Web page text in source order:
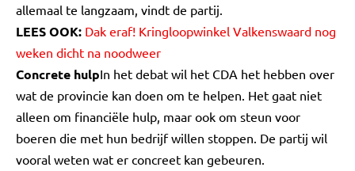
allemaal te langzaam, vindt de partij.
LEES OOK: Dak eraf! Kringloopwinkel Valkenswaard nog
weken dicht na noodweer
Concrete hulpIn het debat wil het CDA het hebben over
wat de provincie kan doen om te helpen. Het gaat niet
alleen om financiële hulp, maar ook om steun voor
boeren die met hun bedrijf willen stoppen. De partij wil
vooral weten wat er concreet kan gebeuren.